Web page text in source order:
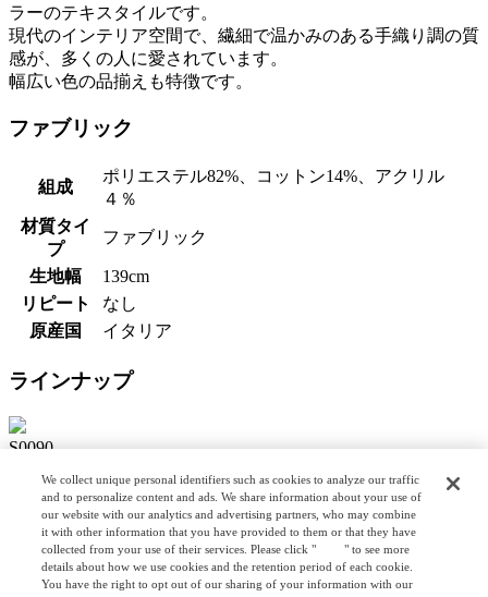
ラーのテキスタイルです。
現代のインテリア空間で、繊細で温かみのある手織り調の質
感が、多くの人に愛されています。
幅広い色の品揃えも特徴です。
ファブリック
組成
ポリエステル82%、コットン14%、アクリル
４％
材質タイ
プ
ファブリック
生地幅
139cm
リピート
なし
原産国
イタリア
ラインナップ
S0090
S0092
S0093
S0094
We collect unique personal identifiers such as cookies to analyze our traffic
and to personalize content and ads. We share information about your use of
our website with our analytics and advertising partners, who may combine
it with other information that you have provided to them or that they have
collected from your use of their services. Please click "
here" to see more
details about how we use cookies and the retention period of each cookie.
You have the right to opt out of our sharing of your information with our